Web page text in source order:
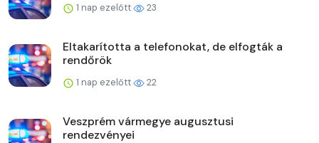
1 nap ezelőtt 23
Eltakarította a telefonokat, de elfogták a
rendőrök
1 nap ezelőtt 22
Veszprém vármegye augusztusi
rendezvényei